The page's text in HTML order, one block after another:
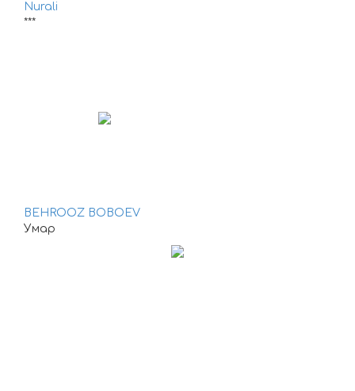
Nurali
***
BEHROOZ BOBOEV
Умар